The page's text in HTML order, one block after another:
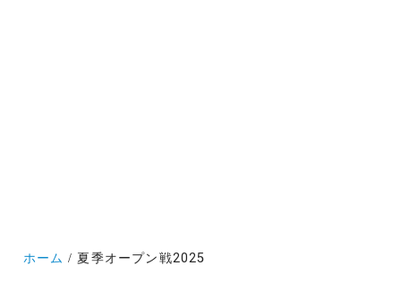
ホーム 夏季オープン戦2025